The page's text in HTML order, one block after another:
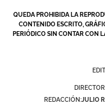
QUEDA PROHIBIDA LA
CONTENIDO ESCRITO,
PERIÓDICO SIN CONTAR CON
REDACCIÓN:JULIO